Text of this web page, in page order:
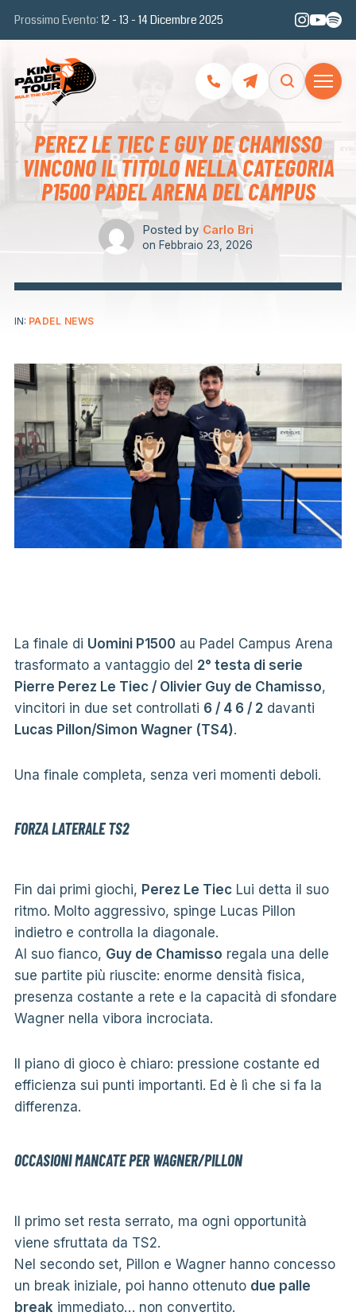
Prossimo Evento: 12 - 13 - 14 Dicembre 2025
PEREZ LE TIEC E GUY DE CHAMISSO
VINCONO IL TITOLO NELLA CATEGORIA
P1500 PADEL ARENA DEL CAMPUS
Posted by Carlo Bri
on Febbraio 23, 2026
IN: PADEL NEWS
La finale di Uomini P1500au Padel Campus Arena
trasformato a vantaggio del 2° testa di serie
Pierre Perez Le Tiec / Olivier Guy de Chamisso,
vincitori in due set controllati 6 / 4 6 / 2davanti
Lucas Pillon/Simon Wagner (TS4).
Una finale completa, senza veri momenti deboli.
FORZA LATERALE TS2
Fin dai primi giochi, Perez Le TiecLui detta il suo
ritmo. Molto aggressivo, spinge Lucas Pillon
indietro e controlla la diagonale.
Al suo fianco, Guy de Chamisso regala una delle
sue partite più riuscite: enorme densità fisica,
presenza costante a rete e la capacità di sfondare
Wagner nella vibora incrociata.
Il piano di gioco è chiaro: pressione costante ed
efficienza sui punti importanti. Ed è lì che si fa la
differenza.
OCCASIONI MANCATE PER WAGNER/PILLON
Il primo set resta serrato, ma ogni opportunità
viene sfruttata da TS2.
Nel secondo set, Pillon e Wagner hanno concesso
un break iniziale, poi hanno ottenuto due palle
break immediato… non convertito.